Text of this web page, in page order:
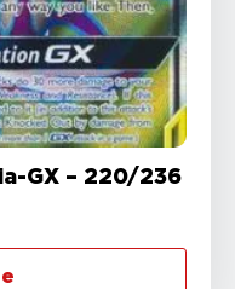
GX – 220/236